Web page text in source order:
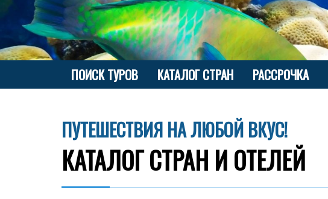
ПОИСК ТУРОВ КАТАЛОГ СТРАН РАССРОЧКА
ПУТЕШЕСТВИЯ НА ЛЮБОЙ ВКУС!
КАТАЛОГ СТРАН И ОТЕЛЕЙ